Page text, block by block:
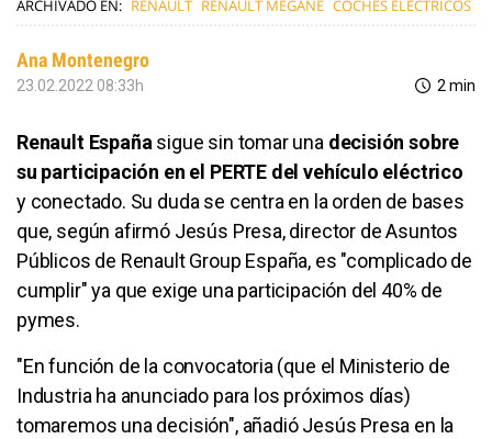
ARCHIVADO EN: RENAULT RENAULT MÉGANE COCHES ELÉCTRICOS
Ana Montenegro
23.02.2022 08:33h 2 min
Renault España sigue sin tomar una decisión sobre
su participación en el PERTE del vehículo eléctrico
y conectado. Su duda se centra en la orden de bases
que, según afirmó Jesús Presa, director de Asuntos
Públicos de Renault Group España, es "complicado de
cumplir" ya que exige una participación del 40% de
pymes.
"En función de la convocatoria (que el Ministerio de
Industria ha anunciado para los próximos días)
tomaremos una decisión", añadió Jesús Presa en la